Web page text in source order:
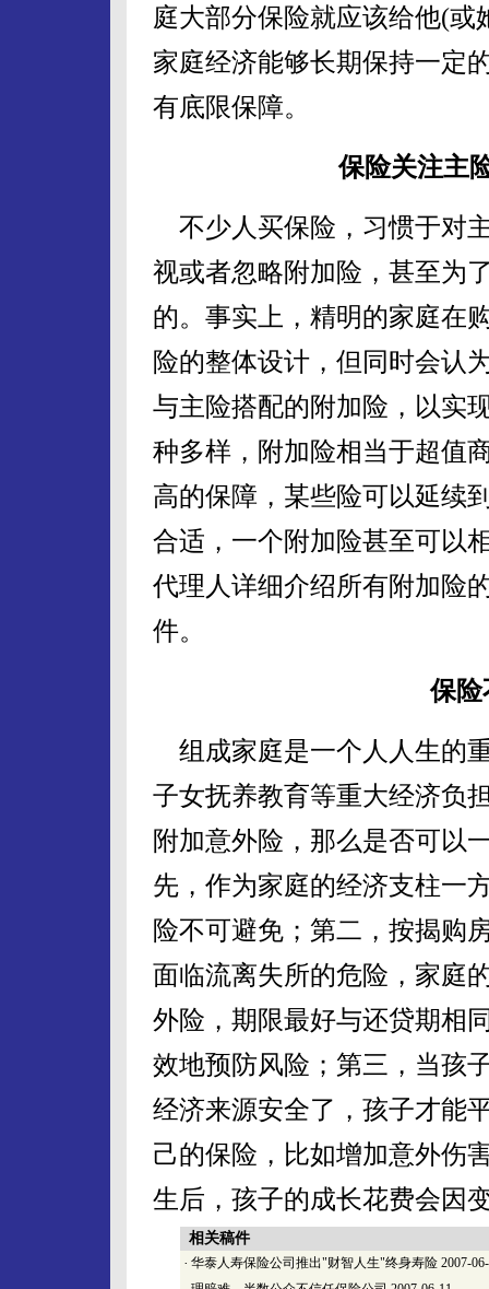
庭大部分保险就应该给他(
家庭经济能够长期保持一定
有底限保障。
保险关注主
不少人买保险，习惯于对
视或者忽略附加险，甚至为
的。事实上，精明的家庭在
险的整体设计，但同时会认
与主险搭配的附加险，以实
种多样，附加险相当于超值
高的保障，某些险可以延续
合适，一个附加险甚至可以
代理人详细介绍所有附加险
件。
保险
组成家庭是一个人人生的
子女抚养教育等重大经济负
附加意外险，那么是否可以
先，作为家庭的经济支柱一
险不可避免；第二，按揭购
面临流离失所的危险，家庭
外险，期限最好与还贷期相
效地预防风险；第三，当孩
经济来源安全了，孩子才能
己的保险，比如增加意外伤
生后，孩子的成长花费会因
相关稿件
· 华泰人寿保险公司推出"财智人生"终身寿险 2007-